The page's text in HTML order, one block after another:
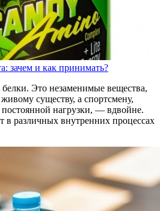
зачем и как принимать?
Это незаменимые вещества,
существу, а спортсмену,
нагрузки, — вдвойне.
в различных внутренних процессах